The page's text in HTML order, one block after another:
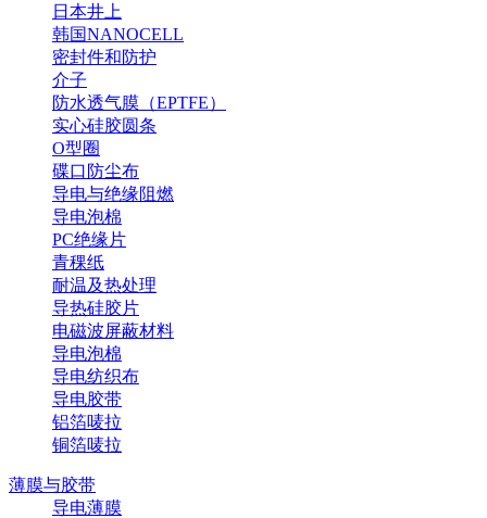
日本井上
韩国NANOCELL
密封件和防护
介子
防水透气膜（EPTFE）
实心硅胶圆条
O型圈
碟口防尘布
导电与绝缘阻燃
导电泡棉
PC绝缘片
青稞纸
耐温及热处理
导热硅胶片
电磁波屏蔽材料
导电泡棉
导电纺织布
导电胶带
铝箔唛拉
铜箔唛拉
薄膜与胶带
导电薄膜